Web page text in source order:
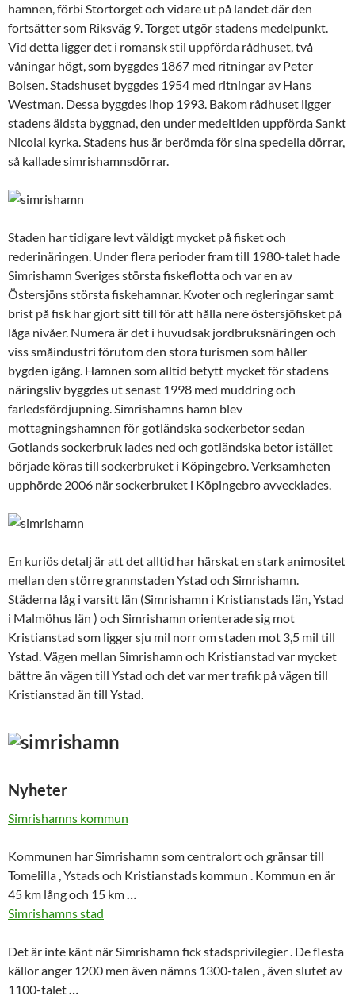
hamnen, förbi Stortorget och vidare ut på landet där den
fortsätter som Riksväg 9. Torget utgör stadens medelpunkt.
Vid detta ligger det i romansk stil uppförda rådhuset, två
våningar högt, som byggdes 1867 med ritningar av Peter
Boisen. Stadshuset byggdes 1954 med ritningar av Hans
Westman. Dessa byggdes ihop 1993. Bakom rådhuset ligger
stadens äldsta byggnad, den under medeltiden uppförda Sankt
Nicolai kyrka. Stadens hus är berömda för sina speciella dörrar,
så kallade simrishamnsdörrar.
Staden har tidigare levt väldigt mycket på fisket och
rederinäringen. Under flera perioder fram till 1980-talet hade
Simrishamn Sveriges största fiskeflotta och var en av
Östersjöns största fiskehamnar. Kvoter och regleringar samt
brist på fisk har gjort sitt till för att hålla nere östersjöfisket på
låga nivåer. Numera är det i huvudsak jordbruksnäringen och
viss småindustri förutom den stora turismen som håller
bygden igång. Hamnen som alltid betytt mycket för stadens
näringsliv byggdes ut senast 1998 med muddring och
farledsfördjupning. Simrishamns hamn blev
mottagningshamnen för gotländska sockerbetor sedan
Gotlands sockerbruk lades ned och gotländska betor istället
började köras till sockerbruket i Köpingebro. Verksamheten
upphörde 2006 när sockerbruket i Köpingebro avvecklades.
En kuriös detalj är att det alltid har härskat en stark animositet
mellan den större grannstaden Ystad och Simrishamn.
Städerna låg i varsitt län (Simrishamn i Kristianstads län, Ystad
i Malmöhus län ) och Simrishamn orienterade sig mot
Kristianstad som ligger sju mil norr om staden mot 3,5 mil till
Ystad. Vägen mellan Simrishamn och Kristianstad var mycket
bättre än vägen till Ystad och det var mer trafik på vägen till
Kristianstad än till Ystad.
Nyheter
Simrishamns kommun
Kommunen harSimrishamn som centralort och gränsar till
Tomelilla , Ystads och Kristianstads kommun . Kommun en är
45 km lång och 15 km…
Simrishamns stad
Det är inte känt närSimrishamn fick stadsprivilegier . De flesta
källor anger 1200 men även nämns 1300-talen , även slutet av
1100-talet…